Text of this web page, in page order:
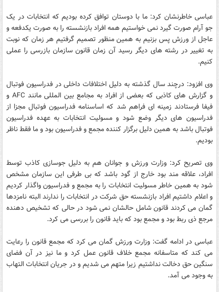
عباسی خاطرنشان کرد: ما با دوستان توافق کرده بودیم که انتخابات در یک
جو آرام صورت گیرد نمی خواستیم همه افراد بازنشسته را به صورت یکدفعه و
عاجل از ورزش پس بزنیم به همین منظور تصمیم گرفتیم هر زمان که نوبت
به تغییر در رشته های دیگر رسید آن زمان قانون سازمان بازرسی را عملی
کنیم.
وی افزود: درچند سال گذشته به دلیل اختلافات داخلی در فدراسیون فوتبال
و گزارش های کاذبی که بعضی از افراد به مجامع بین المللی مانند AFC و
فیفا فرستادند زمینه ای فراهم شد که اساسنامه فدراسیون فوتبال مجزا از
فدراسیون های دیگر وضع شود و مسولیت انتخابات به عهده فدراسیون
فوتبال باشد به همین دلیل برگزار کننده مجمع و فدراسیون بود و ما فقط ناظر
بودیم.
وی تصریح کرد: وزارت ورزش و جوانان هم به دلیل جوسازی کاذب توسط
افراد، علاقه مند بود خارج از گود باشد که بی طرفی این سازمان مشخص
شود به همین خاطر مسولیت انتخابات را به مجمع و فدراسیون واگذار کردیم
و اعلام داشتیم افراد بازنشسته حق شرکت در انتخابات را ندارند البته نامزدها
گمان می کردند قانون شامل حالشان نمی شود در حالی که تشخیص دهنده
مرجع ذی ربط بود و مجمع بود که باید قانون را بررسی می کرد.
عباسی در ادامه گفت: وزارت ورزش گمان می کرد که مجمع قانون را رعایت
می کند که متاسفانه مجمع خلاف قانون عمل کرد و ما نیز در آن فضای
سنگین حق دخالت نداشتیم زیرا متهم می شدیم و در جریان انتخابات التهاب
به وجود می آمد.